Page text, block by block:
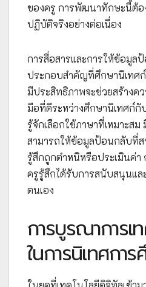
ของครู การพัฒนาทักษะนี้ต้อ
ปฏิบัติจริงอย่างต่อเนื่อง
การสื่อสารและการให้ข้อมูล
ประกอบสำคัญที่ศึกษานิเทศ
มีประสิทธิภาพจะช่วยสร้างค
มือที่ดีระหว่างศึกษานิเทศก์กั
รู้จักเลือกใช้ภาษาที่เหมาะสม
สามารถให้ข้อมูลป้อนกลับที่ส
รู้สึกถูกตำหนิหรือประเมินค่า
ครูรู้สึกได้รับการสนับสนุนแ
ตนเอง
การบูรณาการเ
ในการนิเทศการ